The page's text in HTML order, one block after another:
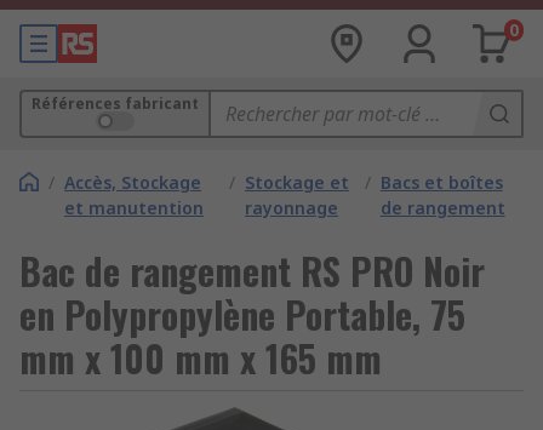
0
Références fabricant
/ Accès, Stockage
et manutention
/ Stockage et
rayonnage
/ Bacs et boîtes
de rangement
Bac de rangement RS PRO Noir
en Polypropylène Portable, 75
mm x 100 mm x 165 mm